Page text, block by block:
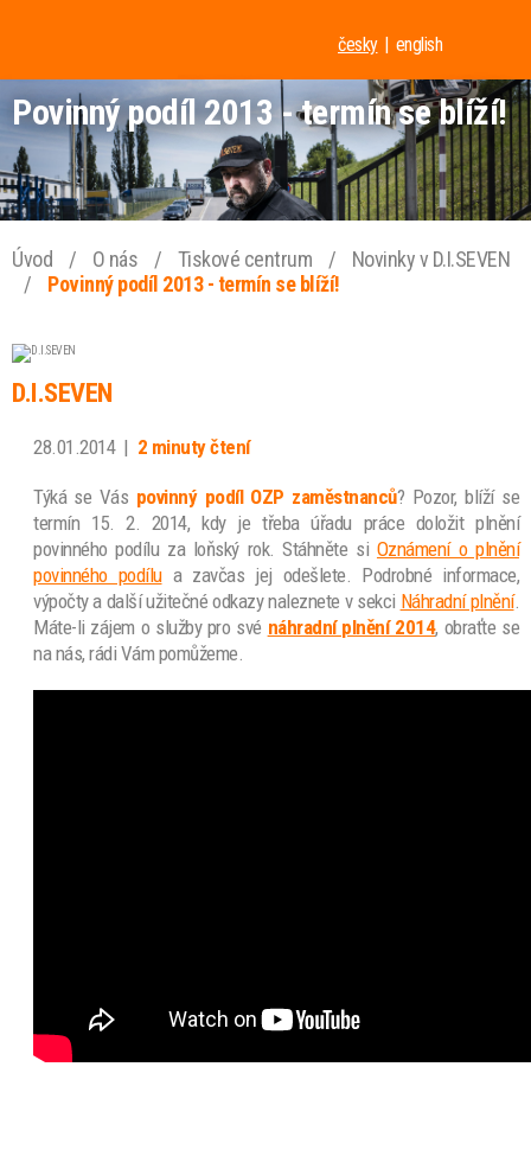
česky english
Povinný podíl 2013 - termín se blíží!
Úvod / O nás / Tiskové centrum /
Novinky v D.I.SEVEN
/
Povinný podíl 2013 - termín se blíží!
D.I.SEVEN
28.01.2014| 2 minuty čtení
Týká se Vás povinný podíl OZP zaměstnanců? Pozor, blíží se
termín 15. 2. 2014, kdy je třeba úřadu práce doložit plnění
povinného podílu za loňský rok. Stáhněte si Oznámení o plnění
povinného podílua zavčas jej odešlete. Podrobné informace,
výpočty a další užitečné odkazy naleznete v sekci Náhradní plnění.
Máte-li zájem o služby pro své náhradní plnění 2014, obraťte se
na nás, rádi Vám pomůžeme.